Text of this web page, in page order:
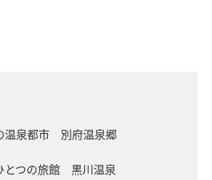
温泉都市 別府温泉郷
とつの旅館 黒川温泉